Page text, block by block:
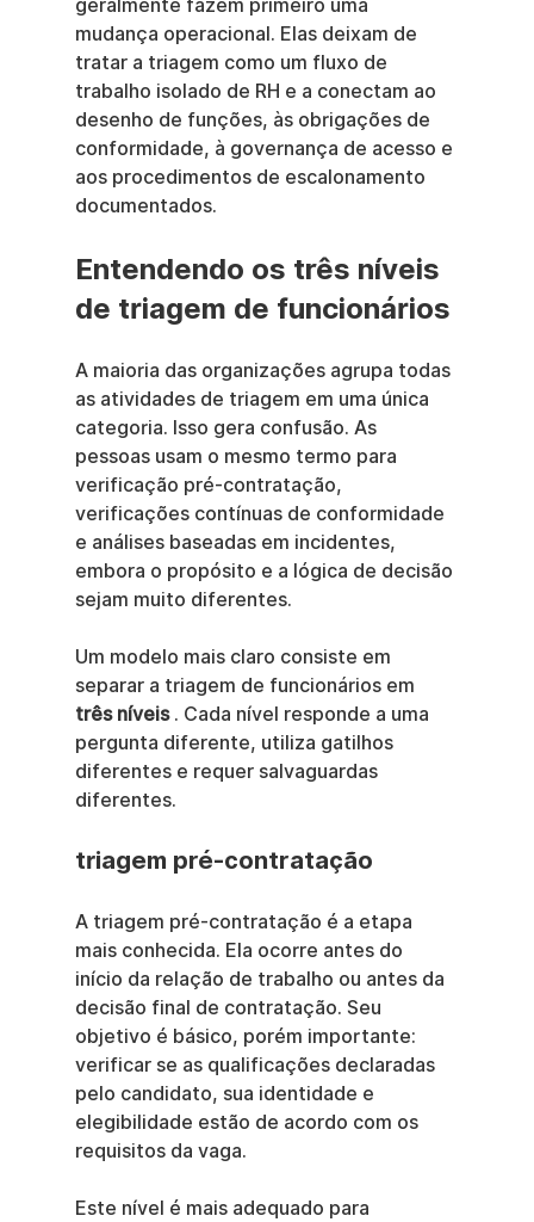
geralmente fazem primeiro uma
mudança operacional. Elas deixam de
tratar a triagem como um fluxo de
trabalho isolado de RH e a conectam ao
desenho de funções, às obrigações de
conformidade, à governança de acesso e
aos procedimentos de escalonamento
documentados.
Entendendo os três níveis
de triagem de funcionários
A maioria das organizações agrupa todas
as atividades de triagem em uma única
categoria. Isso gera confusão. As
pessoas usam o mesmo termo para
verificação pré-contratação,
verificações contínuas de conformidade
e análises baseadas em incidentes,
embora o propósito e a lógica de decisão
sejam muito diferentes.
Um modelo mais claro consiste em
separar a triagem de funcionários em
três níveis . Cada nível responde a uma
pergunta diferente, utiliza gatilhos
diferentes e requer salvaguardas
diferentes.
triagem pré-contratação
A triagem pré-contratação é a etapa
mais conhecida. Ela ocorre antes do
início da relação de trabalho ou antes da
decisão final de contratação. Seu
objetivo é básico, porém importante:
verificar se as qualificações declaradas
pelo candidato, sua identidade e
elegibilidade estão de acordo com os
requisitos da vaga.
Este nível é mais adequado para